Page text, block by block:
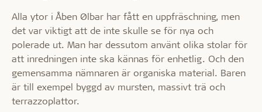
Alla ytor i Åben Ølbar har fått en uppfräschning, men
det var viktigt att de inte skulle se för nya och
polerade ut. Man har dessutom använt olika stolar för
att inredningen inte ska kännas för enhetlig. Och den
gemensamma nämnaren är organiska material. Baren
är till exempel byggd av mursten, massivt trä och
terrazzoplattor.